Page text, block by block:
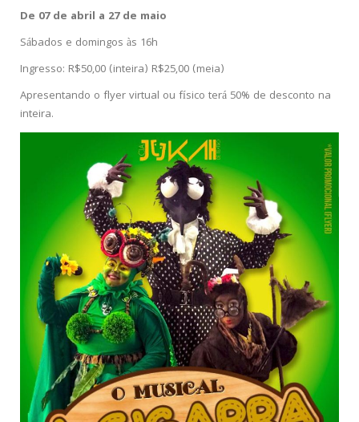
De 07 de abril a 27 de maio
Sábados e domingos às 16h
Ingresso: R$50,00 (inteira) R$25,00 (meia)
Apresentando o flyer virtual ou físico terá 50% de desconto na
inteira.